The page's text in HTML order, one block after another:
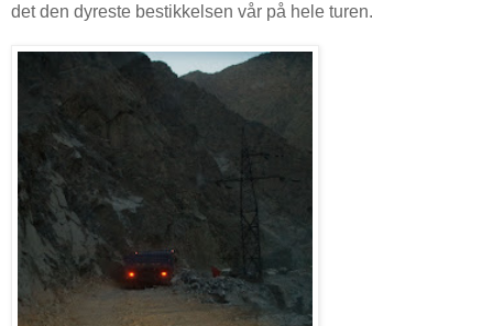
det den dyreste bestikkelsen vår på hele turen.